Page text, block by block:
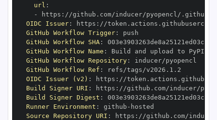
url :
-
https :
OIDC Issuer: https :
GitHub Workflow Trigger:
GitHub Workflow SHA:
GitHub Workflow Name :
GitHub Workflow Repository:
GitHub Workflow Ref :
OIDC Issuer (v2) : https :
Build Signer URI : https :
Build Signer Digest :
Runner Environment : github -
Source Repository URI : https :